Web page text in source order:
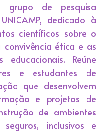
grupo de pesquisa
dedicado à
científicos sobre o
convivência ética e as
educacionais. Reúne
e estudantes de
que desenvolvem
e projetos de
de ambientes
inclusivos e